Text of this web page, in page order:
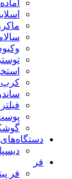
توستر
کرپ
دستگاه‌های
فر
فر